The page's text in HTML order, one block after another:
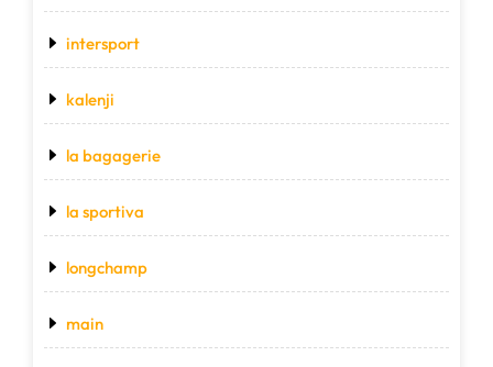
intersport
kalenji
la bagagerie
la sportiva
longchamp
main